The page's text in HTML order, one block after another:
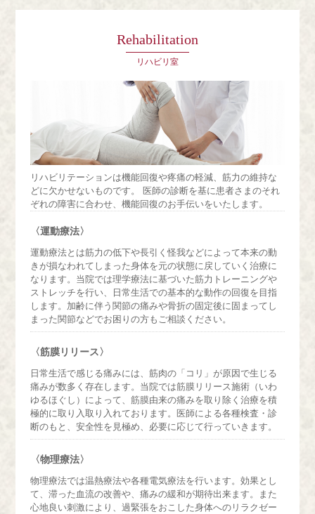
Rehabilitation
リハビリ室
リハビリテーションは機能回復や疼痛の軽減、筋力の維持な
どに欠かせないものです。 医師の診断を基に患者さまのそれ
ぞれの障害に合わせ、機能回復のお手伝いをいたします。
〈運動療法〉
運動療法とは筋力の低下や長引く怪我などによって本来の動
きが損なわれてしまった身体を元の状態に戻していく治療に
なります。当院では理学療法に基づいた筋力トレーニングや
ストレッチを行い、日常生活での基本的な動作の回復を目指
します。加齢に伴う関節の痛みや骨折の固定後に固まってし
まった関節などでお困りの方もご相談ください。
〈筋膜リリース〉
日常生活で感じる痛みには、筋肉の「コリ」が原因で生じる
痛みが数多く存在します。当院では筋膜リリース施術（いわ
ゆるほぐし）によって、筋膜由来の痛みを取り除く治療を積
極的に取り入取り入れております。医師による各種検査・診
断のもと、安全性を見極め、必要に応じて行っていきます。
〈物理療法〉
物理療法では温熱療法や各種電気療法を行います。効果とし
て、滞った血流の改善や、痛みの緩和が期待出来ます。また
心地良い刺激により、過緊張をおこした身体へのリラクゼー